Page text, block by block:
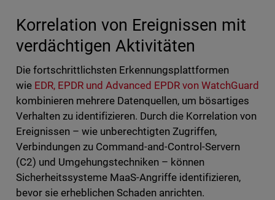
Korrelation von Ereignissen mit
verdächtigen Aktivitäten
Die fortschrittlichsten Erkennungsplattformen
wie EDR, EPDR und Advanced EPDR von WatchGuard
kombinieren mehrere Datenquellen, um bösartiges
Verhalten zu identifizieren. Durch die Korrelation von
Ereignissen – wie unberechtigten Zugriffen,
Verbindungen zu Command-and-Control-Servern
(C2) und Umgehungstechniken – können
Sicherheitssysteme MaaS-Angriffe identifizieren,
bevor sie erheblichen Schaden anrichten.